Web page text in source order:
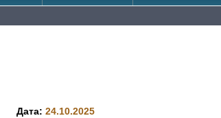
Дата:24.10.2025